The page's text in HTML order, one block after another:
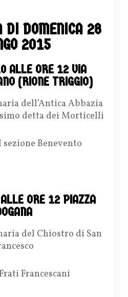
DI DOMENICA 28
2015
ALLE ORE 12 VIA
(RIONE TRIGGIO)
dell’Antica Abbazia
detta dei Morticelli
sezione Benevento
ORE 12 PIAZZA
del Chiostro di San
Francescani